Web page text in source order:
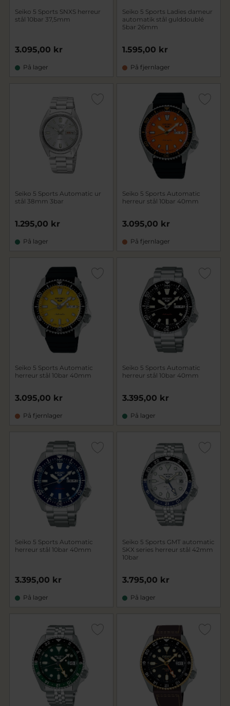
Seiko 5 Sports SNXS herreur
stål 10bar 37,5mm
3.095,00 kr
På lager
Seiko 5 Sports Ladies dameur
automatik stål gulddoublé
5bar 26mm
1.595,00 kr
På fjernlager
Seiko 5 Sports Automatic ur
stål 38mm 3bar
1.295,00 kr
På lager
Seiko 5 Sports Automatic
herreur stål 10bar 40mm
3.095,00 kr
På fjernlager
Seiko 5 Sports Automatic
herreur stål 10bar 40mm
3.095,00 kr
På fjernlager
Seiko 5 Sports Automatic
herreur stål 10bar 40mm
3.395,00 kr
På lager
Seiko 5 Sports Automatic
herreur stål 10bar 40mm
3.395,00 kr
På lager
Seiko 5 Sports GMT automatic
SKX series herreur stål 42mm
10bar
3.795,00 kr
På lager